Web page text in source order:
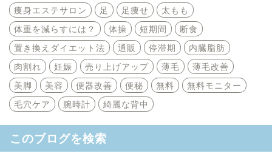
痩身エステサロン
足 足痩せ
太もも
体重を減らすには？
体操 短期間
断食
置き換えダイエット法
通販 停滞期
内臓脂肪
肉割れ
妊娠 売り上げアップ 薄毛
薄毛改善
美脚
美容 便器改善 便秘 無料
無料モニター
毛穴ケア
腕時計 綺麗な背中
このブログを検索